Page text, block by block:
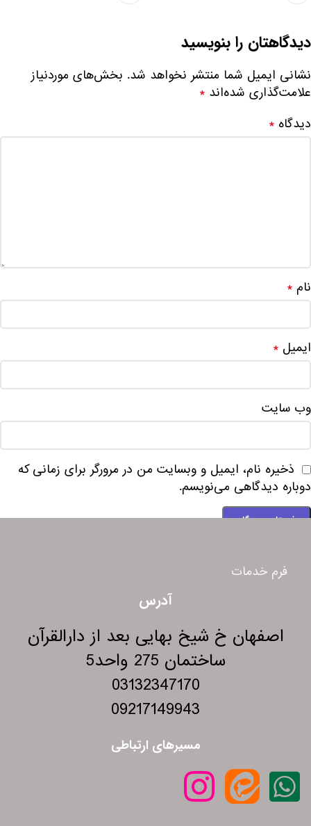
دیدگاهتان را بنویسید
نشانی ایمیل شما منتشر نخواهد شد. بخش‌های موردنیاز
علامت‌گذاری شده‌اند *
دیدگاه *
نام *
ایمیل *
وب‌ سایت
ذخیره نام، ایمیل و وبسایت من در مرورگر برای زمانی که
دوباره دیدگاهی می‌نویسم.
فرم خدمات
آدرس
اصفهان خ شیخ بهایی بعد از دارالقرآن
ساختمان 275 واحد5
03132347170
09217149943
مسیرهای ارتباطی